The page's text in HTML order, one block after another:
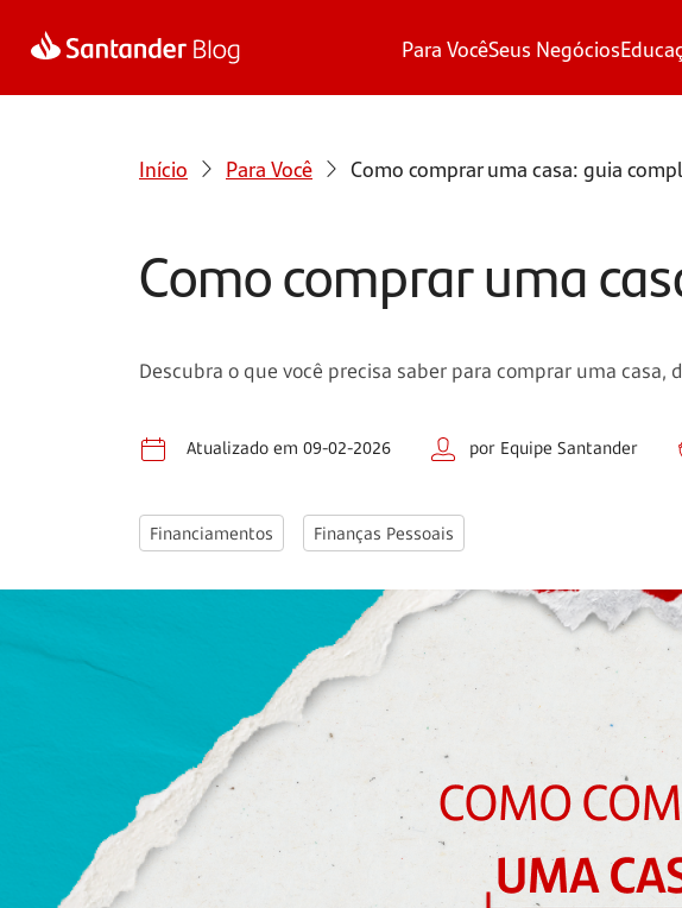
Para VocêSeus Negócios
Início Para Você Como comprar uma casa: guia
Como comprar uma
Descubra o que você precisa saber para comprar uma
Atualizado em 09-02-2026 por Equipe Santander
Financiamentos Finanças Pessoais